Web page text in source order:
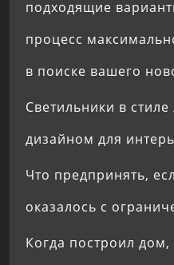
подходящие
процесс
в поиске вашего
Светильники в
дизайном для
Что предпринять,
оказалось с
Когда построил